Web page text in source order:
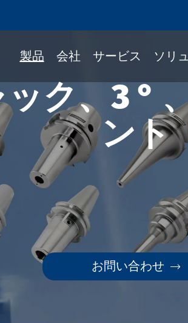
製品
ールホルダー
ホルダー
BTツールホルダー
ツールホルダー
ツールホルダー
ツールホルダー
ツールホルダー
CATツールホルダー
会社 サービス ソリ
ク、3 °
ント
お問い合わせ 